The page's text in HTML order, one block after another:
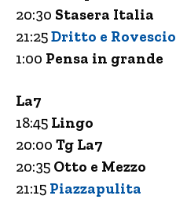
20:30 Stasera Italia
21:25Dritto e Rovescio
1:00 Pensa in grande
La7
18:45 Lingo
20:00 Tg La7
20:35 Otto e Mezzo
21:15 Piazzapulita